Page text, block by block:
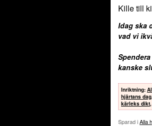
Kille till
Idag ska
vad vi
kanske
Inriktning:
hjärtans dag
kärleks dikt,
Sparad iAlla